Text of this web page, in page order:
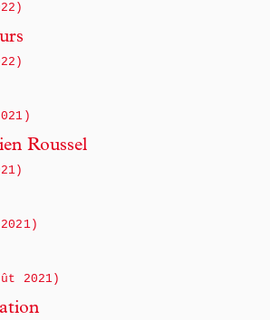
Roussel
2021)